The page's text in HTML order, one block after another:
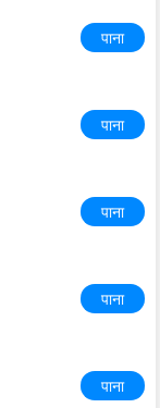
पाना
पाना
पाना
पाना
पाना